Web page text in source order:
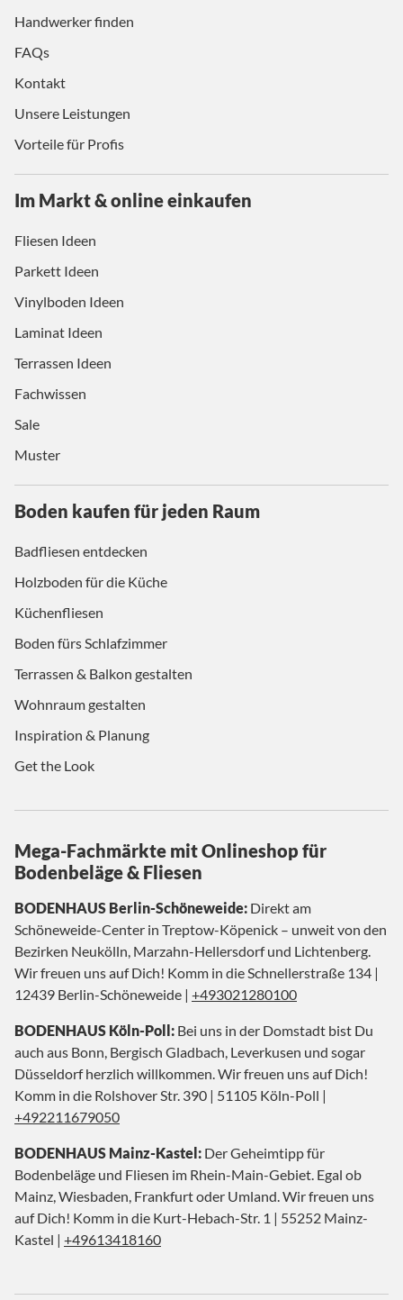
Handwerker finden
FAQs
Kontakt
Unsere Leistungen
Vorteile für Profis
Im Markt & online einkaufen
Fliesen Ideen
Parkett Ideen
Vinylboden Ideen
Laminat Ideen
Terrassen Ideen
Fachwissen
Sale
Muster
Boden kaufen für jeden Raum
Badfliesen entdecken
Holzboden für die Küche
Küchenfliesen
Boden fürs Schlafzimmer
Terrassen & Balkon gestalten
Wohnraum gestalten
Inspiration & Planung
Get the Look
Mega-Fachmärkte mit Onlineshop für
Bodenbeläge & Fliesen
BODENHAUS Berlin-Schöneweide: Direkt am
Schöneweide-Center in Treptow-Köpenick – unweit von den
Bezirken Neukölln, Marzahn-Hellersdorf und Lichtenberg.
Wir freuen uns auf Dich! Komm in die Schnellerstraße 134 |
12439 Berlin-Schöneweide | +493021280100
BODENHAUS Köln-Poll: Bei uns in der Domstadt bist Du
auch aus Bonn, Bergisch Gladbach, Leverkusen und sogar
Düsseldorf herzlich willkommen. Wir freuen uns auf Dich!
Komm in die Rolshover Str. 390 | 51105 Köln-Poll |
+492211679050
BODENHAUS Mainz-Kastel: Der Geheimtipp für
Bodenbeläge und Fliesen im Rhein-Main-Gebiet. Egal ob
Mainz, Wiesbaden, Frankfurt oder Umland. Wir freuen uns
auf Dich! Komm in die Kurt-Hebach-Str. 1 | 55252 Mainz-
Kastel | +49613418160